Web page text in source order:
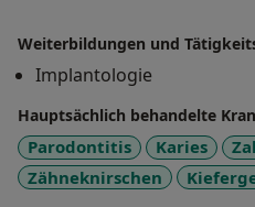
Weiterbildungen und
Implantologie
Hauptsächlich behandelte
Parodontitis Karies
Zähneknirschen